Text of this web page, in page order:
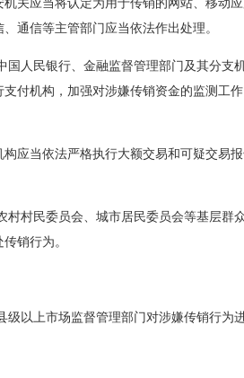
关应当将认定为用于传销的网站、移动
通信等主管部门应当依法作出处理。
国人民银行、金融监督管理部门及其分支
付机构，加强对涉嫌传销资金的监测工
应当依法严格执行大额交易和可疑交易
村村民委员会、城市居民委员会等基层群
销行为。
级以上市场监督管理部门对涉嫌传销行为